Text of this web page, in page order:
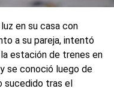
Gesell de
pero tomaba mucho
lo hacía, era en
momento, sentía
era algo para
en su casa con
a su pareja, intentó
estación de trenes en
se conoció luego de
sucedido tras el